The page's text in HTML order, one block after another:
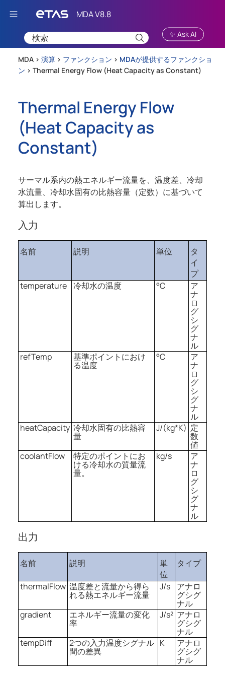
Skip To Main Content
✨ Ask AI
MDA > 演算 > ファンクション > MDAが提供するファンクショ
ン > Thermal Energy Flow (Heat Capacity as Constant)
Thermal Energy Flow
(Heat Capacity as
Constant)
サーマル系内の熱エネルギー流量を、温度差、冷却
水流量、冷却水固有の比熱容量（定数）に基づいて
算出します。
入力
名前 説明 単位
タ
イ
プ
temperature
冷却水の温度 °C ア
ナ
ロ
グ
シ
グ
ナ
ル
refTemp
基準ポイントにおけ
る温度
°C ア
ナ
ロ
グ
シ
グ
ナ
ル
heatCapacity 冷却水固有の比熱容
量
J/(kg*K) 定
数
値
coolantFlow
特定のポイントにお
ける冷却水の質量流
量。
kg/s ア
ナ
ロ
グ
シ
グ
ナ
ル
出力
名前 説明
単
位
タイプ
thermalFlow 温度差と流量から得ら
れる熱エネルギー流量
J/s アナロ
グシグ
ナル
gradient
エネルギー流量の変化
率
J/s² アナロ
グシグ
ナル
tempDiff
2つの入力温度シグナル
間の差異
K アナロ
グシグ
ナル